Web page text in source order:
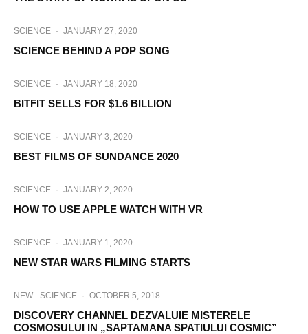
SCIENCE · JANUARY 27, 2020
SCIENCE BEHIND A POP SONG
SCIENCE · JANUARY 18, 2020
BITFIT SELLS FOR $1.6 BILLION
SCIENCE · JANUARY 3, 2020
BEST FILMS OF SUNDANCE 2020
SCIENCE · JANUARY 2, 2020
HOW TO USE APPLE WATCH WITH VR
SCIENCE · JANUARY 1, 2020
NEW STAR WARS FILMING STARTS
NEW SCIENCE · OCTOBER 5, 2018
DISCOVERY CHANNEL DEZVALUIE MISTERELE
COSMOSULUI IN „SAPTAMANA SPATIULUI COSMIC”